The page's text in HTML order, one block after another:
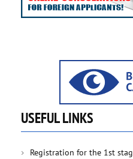
USEFUL LINKS
Registration for the 1st